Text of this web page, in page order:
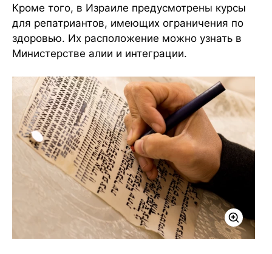
Кроме того, в Израиле предусмотрены курсы
для репатриантов, имеющих ограничения по
здоровью. Их расположение можно узнать в
Министерстве алии и интеграции.